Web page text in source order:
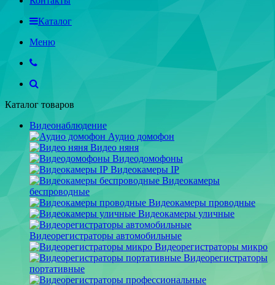
Каталог
Меню
Каталог товаров
Видеонаблюдение
Аудио домофон
Видео няня
Видеодомофоны
Видеокамеры IP
Видеокамеры
беспроводные
Видеокамеры проводные
Видеокамеры уличные
Видеорегистраторы автомобильные
Видеорегистраторы микро
Видеорегистраторы
портативные